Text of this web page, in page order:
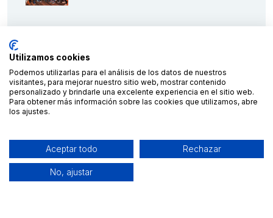
2023 © C.E.S. Salesianosdiseño y desarrollo por
Utilizamos cookies
Podemos utilizarlas para el análisis de los datos de nuestros
visitantes, para mejorar nuestro sitio web, mostrar contenido
personalizado y brindarle una excelente experiencia en el sitio web.
Para obtener más información sobre las cookies que utilizamos, abre
los ajustes.
Aceptar todo Rechazar
No, ajustar